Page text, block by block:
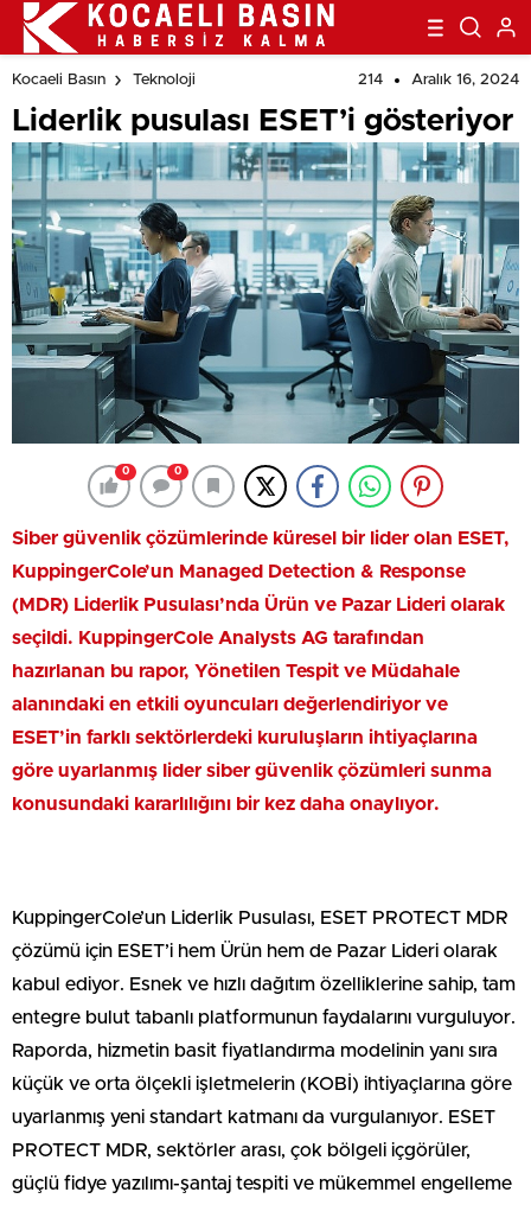
Kocaeli Basın Teknoloji 214 Aralık 16, 2024
Liderlik pusulası ESET’i gösteriyor
0 0
Siber güvenlik çözümlerinde küresel bir lider olan ESET,
KuppingerCole’un Managed Detection & Response
(MDR) Liderlik Pusulası’nda Ürün ve Pazar Lideri olarak
seçildi. KuppingerCole Analysts AG tarafından
hazırlanan bu rapor, Yönetilen Tespit ve Müdahale
alanındaki en etkili oyuncuları değerlendiriyor ve
ESET’in farklı sektörlerdeki kuruluşların ihtiyaçlarına
göre uyarlanmış lider siber güvenlik çözümleri sunma
konusundaki kararlılığını bir kez daha onaylıyor.
KuppingerCole’un Liderlik Pusulası, ESET PROTECT MDR
çözümü için ESET’i hem Ürün hem de Pazar Lideri olarak
kabul ediyor. Esnek ve hızlı dağıtım özelliklerine sahip, tam
entegre bulut tabanlı platformunun faydalarını vurguluyor.
Raporda, hizmetin basit fiyatlandırma modelinin yanı sıra
küçük ve orta ölçekli işletmelerin (KOBİ) ihtiyaçlarına göre
uyarlanmış yeni standart katmanı da vurgulanıyor. ESET
PROTECT MDR, sektörler arası, çok bölgeli içgörüler,
güçlü fidye yazılımı-şantaj tespiti ve mükemmel engelleme